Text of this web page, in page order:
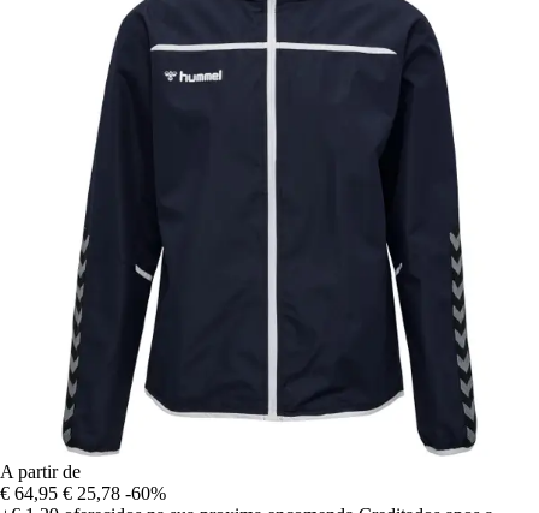
A partir de
€ 64,95 € 25,78 -60%